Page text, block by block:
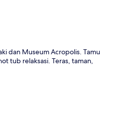
dan Museum Acropolis. Tamu
tub relaksasi. Teras, taman,